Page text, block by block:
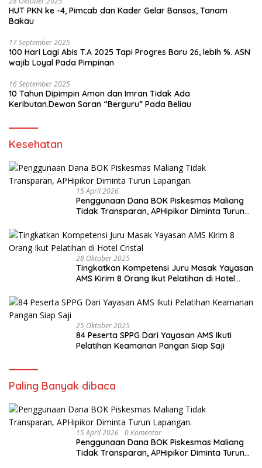
HUT PKN ke -4, Pimcab dan Kader Gelar Bansos, Tanam
Bakau
17 September 2025
100 Hari Lagi Abis T.A 2025 Tapi Progres Baru 26, lebih %. ASN
wajib Loyal Pada Pimpinan
16 September 2025
10 Tahun Dipimpin Amon dan Imran Tidak Ada
Keributan.Dewan Saran “Berguru” Pada Beliau
Kesehatan
15 April 2026
Penggunaan Dana BOK Piskesmas Maliang
Tidak Transparan, APHipikor Diminta Turun
28 Oktober 2025
Tingkatkan Kompetensi Juru Masak Yayasan
AMS Kirim 8 Orang Ikut Pelatihan di Hotel
25 Oktober 2025
84 Peserta SPPG Dari Yayasan AMS Ikuti
Pelatihan Keamanan Pangan Siap Saji
Paling Banyak dibaca
15 April 2026 0 Komentar
Penggunaan Dana BOK Piskesmas Maliang
Tidak Transparan, APHipikor Diminta Turun